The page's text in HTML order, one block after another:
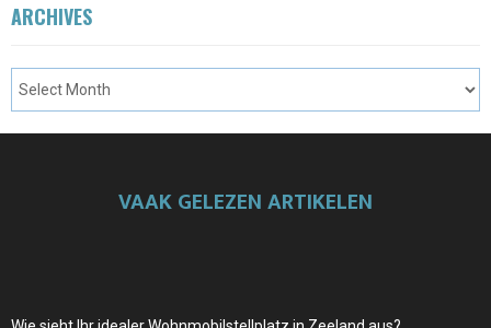
ARCHIVES
VAAK GELEZEN ARTIKELEN